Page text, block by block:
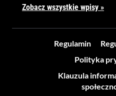
Zobacz wszystkie wpisy »
Regulamin
Polityka
Klauzula